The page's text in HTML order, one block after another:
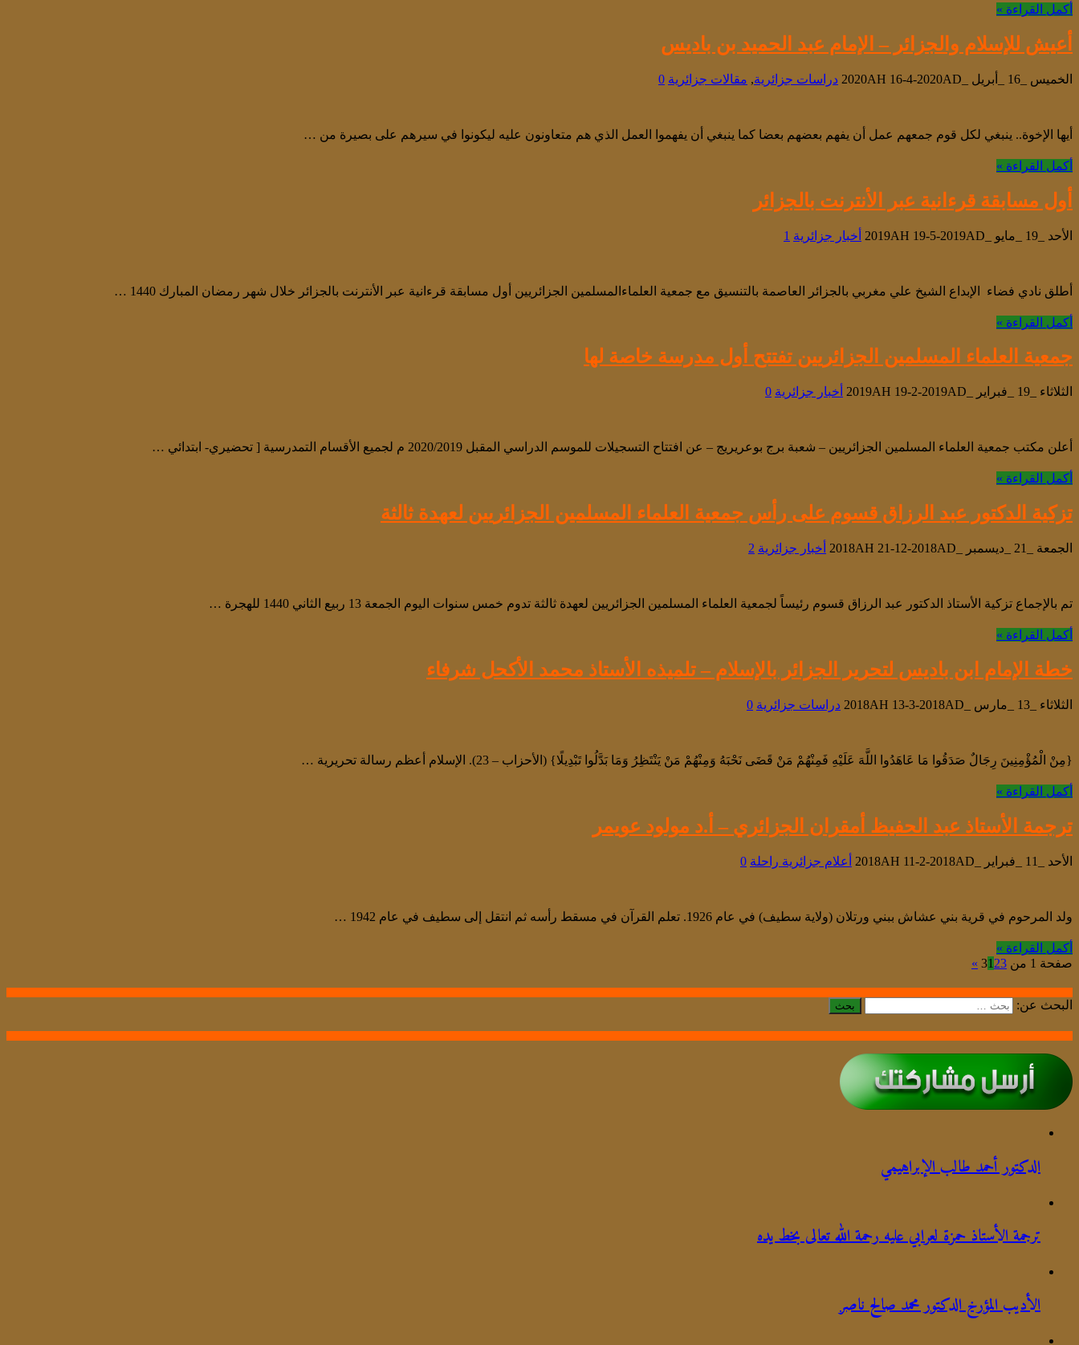
أكمل القراءة »
أعيش للإسلام والجزائر – الإمام عبد الحميد بن باديس
الخميس _16 _أبريل _2020AH 16-4-2020AD دراسات جزائرية, مقالات جزائرية 0
أيها الإخوة.. ينبغي لكل قوم جمعهم عمل أن يفهم بعضهم بعضا كما ينبغي أن يفهموا العمل الذي هم متعاونون عليه ليكونوا في سيرهم على بصيرة من …
أكمل القراءة »
أول مسابقة قرءانية عبر الأنترنت بالجزائر
الأحد _19 _مايو _2019AH 19-5-2019AD أخبار جزائرية 1
أطلق نادي فضاء الإبداع الشيخ علي مغربي بالجزائر العاصمة بالتنسيق مع جمعية العلماءالمسلمين الجزائريين أول مسابقة قرءانية عبر الأنترنت بالجزائر خلال شهر رمضان المبارك 1440 …
أكمل القراءة »
جمعية العلماء المسلمين الجزائريين تفتتح أول مدرسة خاصة لها
الثلاثاء _19 _فبراير _2019AH 19-2-2019AD أخبار جزائرية 0
أعلن مكتب جمعية العلماء المسلمين الجزائريين – شعبة برج بوعريريج – عن افتتاح التسجيلات للموسم الدراسي المقبل 2020/2019 م لجميع الأقسام التمدرسية [ تحضيري- ابتدائي …
أكمل القراءة »
تزكية الدكتور عبد الرزاق قسوم على رأس جمعية العلماء المسلمين الجزائريين لعهدة ثالثة
الجمعة _21 _ديسمبر _2018AH 21-12-2018AD أخبار جزائرية 2
تم بالإجماع تزكية الأستاذ الدكتور عبد الرزاق قسوم رئيساً لجمعية العلماء المسلمين الجزائريين لعهدة ثالثة تدوم خمس سنوات اليوم الجمعة 13 ربيع الثاني 1440 للهجرة …
أكمل القراءة »
خطة الإمام ابن باديس لتحرير الجزائر بالإسلام – تلميذه الأستاذ محمد الأكحل شرفاء
الثلاثاء _13 _مارس _2018AH 13-3-2018AD دراسات جزائرية 0
{مِنْ الْمُؤْمِنِينَ رِجَالٌ صَدَقُوا مَا عَاهَدُوا اللَّهَ عَلَيْهِ فَمِنْهُمْ مَنْ قَضَى نَحْبَهُ وَمِنْهُمْ مَنْ يَنْتَظِرُ وَمَا بَدَّلُوا تَبْدِيلًا} (الأحزاب – 23). الإسلام أعظم رسالة تحريرية …
أكمل القراءة »
ترجمة الأستاذ عبد الحفيظ أمقران الجزائري – أ.د مولود عويمر
الأحد _11 _فبراير _2018AH 11-2-2018AD أعلام جزائرية راحلة 0
ولد المرحوم في قرية بني عشاش ببني ورتلان (ولاية سطيف) في عام 1926. تعلم القرآن في مسقط رأسه ثم انتقل إلى سطيف في عام 1942 …
أكمل القراءة »
صفحة 1 من 3
1 23
»
البحث عن:
الدكتور أحمد طالب الإبراهيمي
ترجمة الأستاذ حمزة لعرابي عليه رحمة الله تعالى بخط يده
الأديب المؤرخ الدكتور محمد صالح ناصر